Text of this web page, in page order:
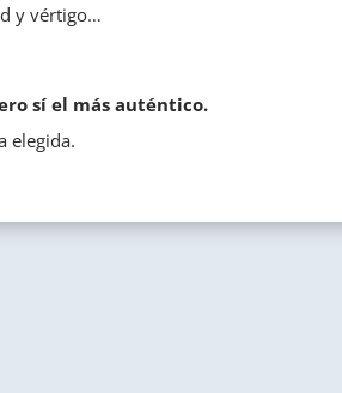
y vértigo…
sí el más auténtico.
elegida.